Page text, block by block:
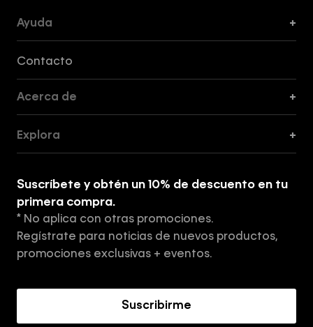
Ayuda +
Contacto
Acerca de +
Tiendas
Aviso de privacidad
Términos y Condiciones
Explora +
Suscríbete y obtén un 10% de descuento en tu
primera compra.
* No aplica con otras promociones.
Regístrate para noticias de nuevos productos,
promociones exclusivas + eventos.
Suscribirme